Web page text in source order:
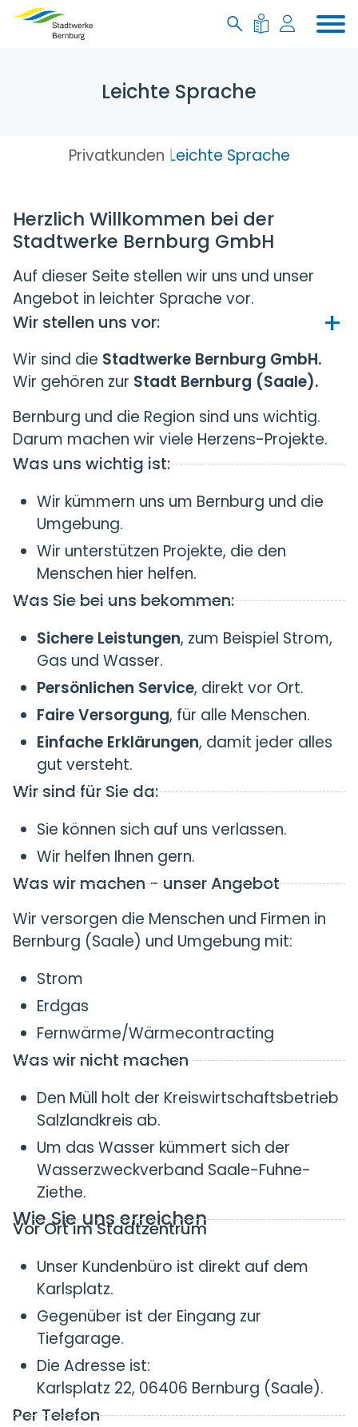
Leichte Sprache
Privatkunden Leichte Sprache
Herzlich Willkommen bei der
Stadtwerke Bernburg GmbH
Auf dieser Seite stellen wir uns und unser
Angebot in leichter Sprache vor.
Wir stellen uns vor:
Wir sind die Stadtwerke Bernburg GmbH.
Wir gehören zur Stadt Bernburg (Saale).
Bernburg und die Region sind uns wichtig.
Darum machen wir viele Herzens-Projekte.
Was uns wichtig ist:
Wir kümmern uns um Bernburg und die
Umgebung.
Wir unterstützen Projekte, die den
Menschen hier helfen.
Was Sie bei uns bekommen:
Sichere Leistungen, zum Beispiel Strom,
Gas und Wasser.
Persönlichen Service, direkt vor Ort.
Faire Versorgung, für alle Menschen.
Einfache Erklärungen, damit jeder alles
gut versteht.
Wir sind für Sie da:
Sie können sich auf uns verlassen.
Wir helfen Ihnen gern.
Was wir machen - unser Angebot
Wir versorgen die Menschen und Firmen in
Bernburg (Saale) und Umgebung mit:
Strom
Erdgas
Fernwärme/Wärmecontracting
Was wir nicht machen
Den Müll holt der Kreiswirtschaftsbetrieb
Salzlandkreis ab.
Um das Wasser kümmert sich der
Wasserzweckverband Saale-Fuhne-
Ziethe.
Wie Sie uns erreichen
Vor Ort im Stadtzentrum
Unser Kundenbüro ist direkt auf dem
Karlsplatz.
Gegenüber ist der Eingang zur
Tiefgarage.
Die Adresse ist:
Karlsplatz 22, 06406 Bernburg (Saale).
Per Telefon